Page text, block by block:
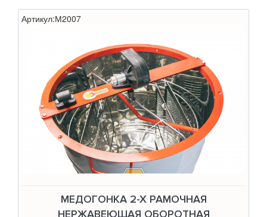
Артикул:М2007
МЕДОГОНКА 2-Х РАМОЧНАЯ
НЕРЖАВЕЮЩАЯ ОБОРОТНАЯ